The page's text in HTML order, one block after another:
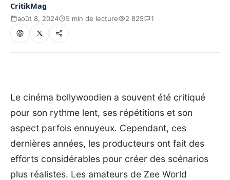
CritikMag
août 8, 2024 5 min de lecture 2 825 1
Le cinéma bollywoodien a souvent été critiqué
pour son rythme lent, ses répétitions et son
aspect parfois ennuyeux. Cependant, ces
dernières années, les producteurs ont fait des
efforts considérables pour créer des scénarios
plus réalistes. Les amateurs de Zee World